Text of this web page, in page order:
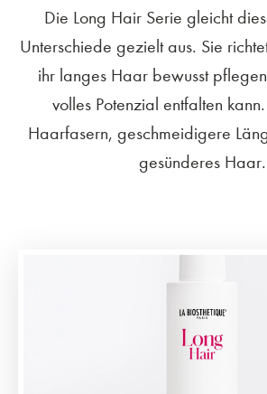
Die Long Hair Serie gleicht
Unterschiede gezielt aus. Sie
ihr langes Haar bewusst
volles Potenzial entfalten
Haarfasern, geschmeidigere
gesünderes Haar.